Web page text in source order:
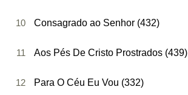
10 Consagrado ao Senhor (432)
11 Aos Pés De Cristo Prostrados (439)
12 Para O Céu Eu Vou (332)